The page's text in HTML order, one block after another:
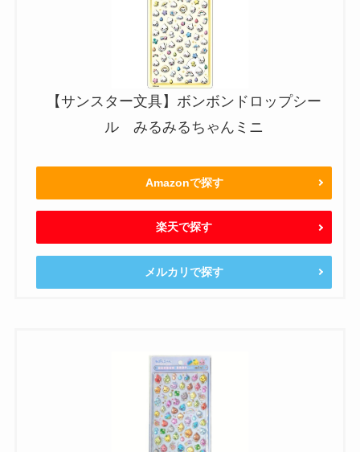
【サンスター文具】ボンボンドロップシー
ル みるみるちゃんミニ
Amazonで探す
楽天で探す
メルカリで探す